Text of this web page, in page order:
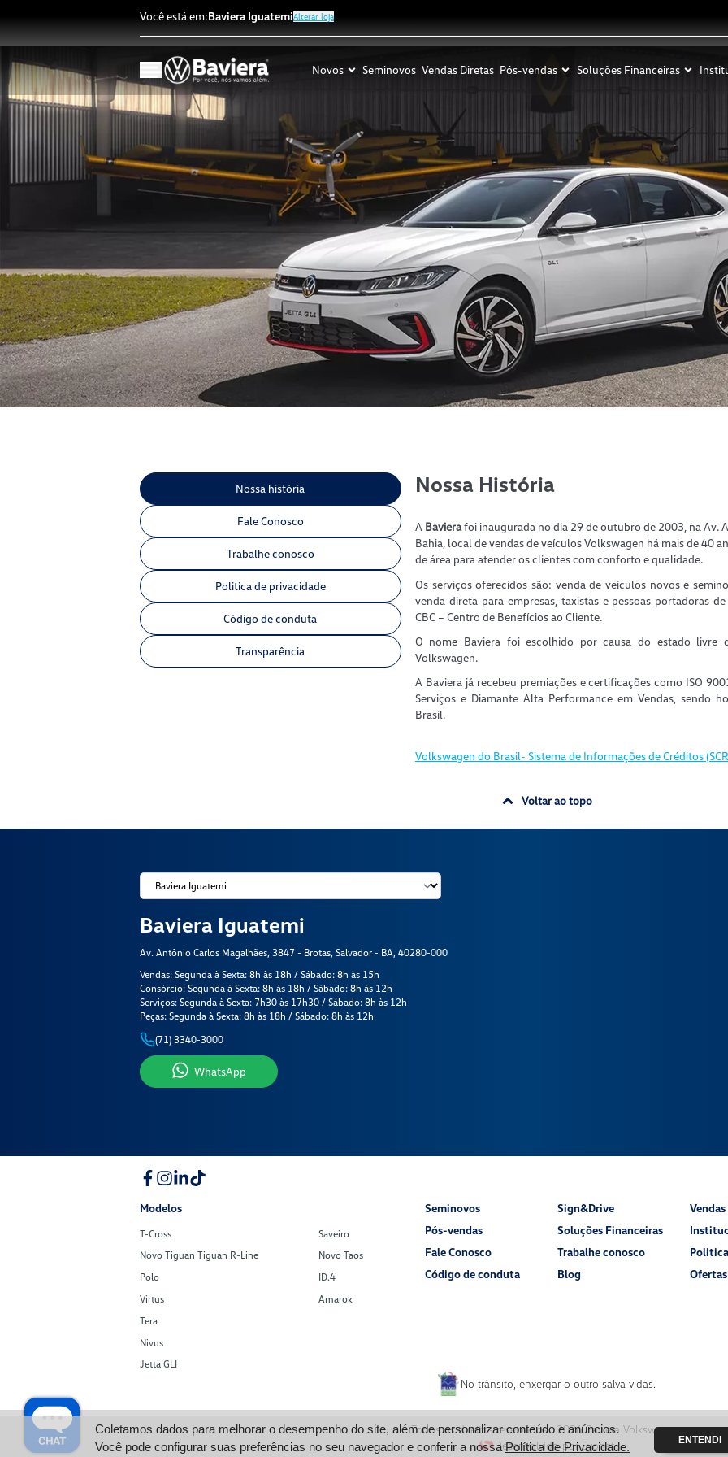
Você está em:Baviera IguatemiAlterar loja
Novos Seminovos Vendas Diretas Pós-vendas Soluções Financeiras
Nossa história
Fale Conosco
Trabalhe conosco
Politica de privacidade
Código de conduta
Transparência
Nossa História
A Bavierafoi inaugurada no dia 29 de outubro de 2003, na Av.
Bahia, local de vendas de veículos Volkswagen há mais de 40
de área para atender os clientes com conforto e qualidade.
Os serviços oferecidos são: venda de veículos novos e
venda direta para empresas, taxistas e pessoas portadoras
CBC – Centro de Benefícios ao Cliente.
O nome Baviera foi escolhido por causa do estado livre
Volkswagen.
A Baviera já recebeu premiações e certificações como ISO
Serviços e Diamante Alta Performance em Vendas, sendo
Brasil.
Volkswagen do Brasil- Sistema de Informações de Créditos
Voltar ao topo
Baviera Iguatemi
Av. Antônio Carlos Magalhães, 3847 - Brotas, Salvador - BA, 40280-000
Vendas: Segunda à Sexta: 8h às 18h / Sábado: 8h às 15h
Consórcio: Segunda à Sexta: 8h às 18h / Sábado: 8h às 12h
Serviços: Segunda à Sexta: 7h30 às 17h30 / Sábado: 8h às 12h
Peças: Segunda à Sexta: 8h às 18h / Sábado: 8h às 12h
(71) 3340-3000
WhatsApp
Modelos
T-Cross
Novo Tiguan Tiguan R-Line
Polo
Virtus
Tera
Nivus
Jetta GLI
Saveiro
Novo Taos
ID.4
Amarok
Seminovos Sign&Drive
Pós-vendas
Soluções Financeiras
Fale Conosco
Trabalhe conosco
Código de conduta
Blog Ofertas
No trânsito, enxergar o outro salva vidas.
Todos os direitos reservados |2026 Baviera Volkswagen
Desenvolvido por Syonet
Coletamos dados para melhorar o desempenho do site, além de personalizar conteúdo e anúncios.
Você pode configurar suas preferências no seu navegador e conferir a nossaPolítica de Privacidade. ENTENDI